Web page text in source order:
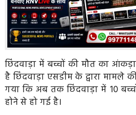
छिंदवाड़ा में बच्चों की मौत का
है छिंदवाड़ा एसडीम के द्वारा मामले
गया कि अब तक छिंदवाड़ा में 10
होने से हो गई है।